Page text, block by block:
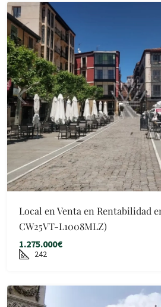
Local en Venta en Rentabilidad
CW25VT-L1008MLZ)
1.275.000€
242